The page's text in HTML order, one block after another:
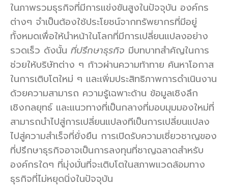
ในภาพรวมธุรกิจที่มีการแข่งขันสูงในปัจจุบัน องค์กร
ต่างๆ จำเป็นต้องใช้ประโยชน์จากทรัพยากรที่มีอยู่
ทั้งหมดเพื่อให้นำหน้าในโลกที่มีการเปลี่ยนแปลงอย่าง
รวดเร็ว ดังนั้น ที่ปรึกษาธุรกิจ มีบทบาทสำคัญในการ
ช่วยให้บริษัทต่าง ๆ ก้าวผ่านความท้าทาย ค้นหาโอกาส
ในการเติบโตใหม่ ๆ และเพิ่มประสิทธิภาพการดำเนินงาน
ด้วยความสามารถ ความรู้เฉพาะด้าน ข้อมูลเชิงลึก
เชิงกลยุทธ์ และแนวทางที่เป็นกลางที่มอบมุมมองใหม่ที่
สามารถนำไปสู่การเปลี่ยนแปลงทีเป็นการเปลี่ยนแปลง
ไปสู่ความสำเร็จที่ยั่งยืน การเปิดรับความเชี่ยวชาญของ
ที่ปรึกษาธุรกิจอาจเป็นการลงทุนที่ชาญฉลาดสำหรับ
องค์กรใดๆ ที่มุ่งมั่นที่จะเติบโตในสภาพแวดล้อมทาง
ธุรกิจที่ไม่หยุดนิ่งในปัจจุบัน